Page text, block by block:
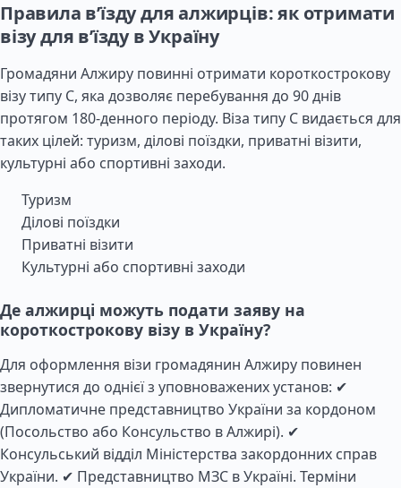
Правила в’їзду для алжирців: як отримати
візу для в’їзду в Україну
Громадяни Алжиру повинні отримати короткострокову
візу типу C, яка дозволяє перебування до 90 днів
протягом 180-денного періоду. Віза типу C видається для
таких цілей: туризм, ділові поїздки, приватні візити,
культурні або спортивні заходи.
Туризм
Ділові поїздки
Приватні візити
Культурні або спортивні заходи
Де алжирці можуть подати заяву на
короткострокову візу в Україну?
Для оформлення візи громадянин Алжиру повинен
звернутися до однієї з уповноважених установ: ✔
Дипломатичне представництво України за кордоном
(Посольство або Консульство в Алжирі). ✔
Консульський відділ Міністерства закордонних справ
України. ✔ Представництво МЗС в Україні. Терміни